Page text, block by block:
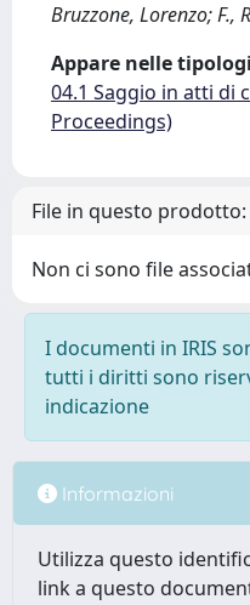
Bruzzone, Lorenzo; F.,
Appare nelle
04.1 Saggio in atti di
Proceedings)
File in questo prodotto:
Non ci sono file
I documenti in IRIS
tutti i diritti sono
indicazione
Informazioni
Utilizza questo
link a questo